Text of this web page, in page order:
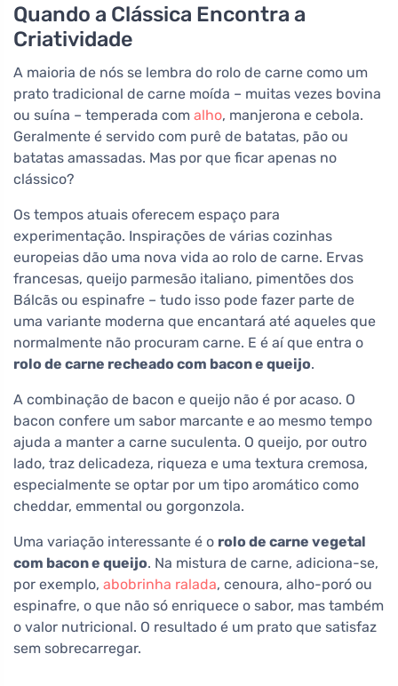
Quando a Clássica Encontra a
Criatividade
A maioria de nós se lembra do rolo de carne como um
prato tradicional de carne moída – muitas vezes bovina
ou suína – temperada com alho, manjerona e cebola.
Geralmente é servido com purê de batatas, pão ou
batatas amassadas. Mas por que ficar apenas no
clássico?
Os tempos atuais oferecem espaço para
experimentação. Inspirações de várias cozinhas
europeias dão uma nova vida ao rolo de carne. Ervas
francesas, queijo parmesão italiano, pimentões dos
Bálcãs ou espinafre – tudo isso pode fazer parte de
uma variante moderna que encantará até aqueles que
normalmente não procuram carne. E é aí que entra o
rolo de carne recheado com bacon e queijo.
A combinação de bacon e queijo não é por acaso. O
bacon confere um sabor marcante e ao mesmo tempo
ajuda a manter a carne suculenta. O queijo, por outro
lado, traz delicadeza, riqueza e uma textura cremosa,
especialmente se optar por um tipo aromático como
cheddar, emmental ou gorgonzola.
Uma variação interessante é o rolo de carne vegetal
com bacon e queijo. Na mistura de carne, adiciona-se,
por exemplo, abobrinha ralada, cenoura, alho-poró ou
espinafre, o que não só enriquece o sabor, mas também
o valor nutricional. O resultado é um prato que satisfaz
sem sobrecarregar.